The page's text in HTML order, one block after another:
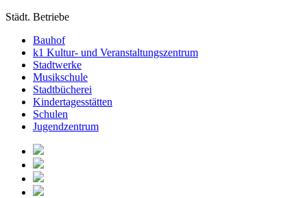
Städt. Betriebe
Bauhof
k1 Kultur- und Veranstaltungszentrum
Stadtwerke
Musikschule
Stadtbücherei
Kindertagesstätten
Schulen
Jugendzentrum